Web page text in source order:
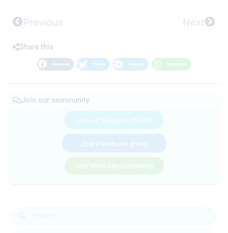
Previous Next
Share this
Facebook Twitter Telegram WhatsApp
Join our community
Join our Telegram Channel
Join Facebook group
Join WhatsApp Community